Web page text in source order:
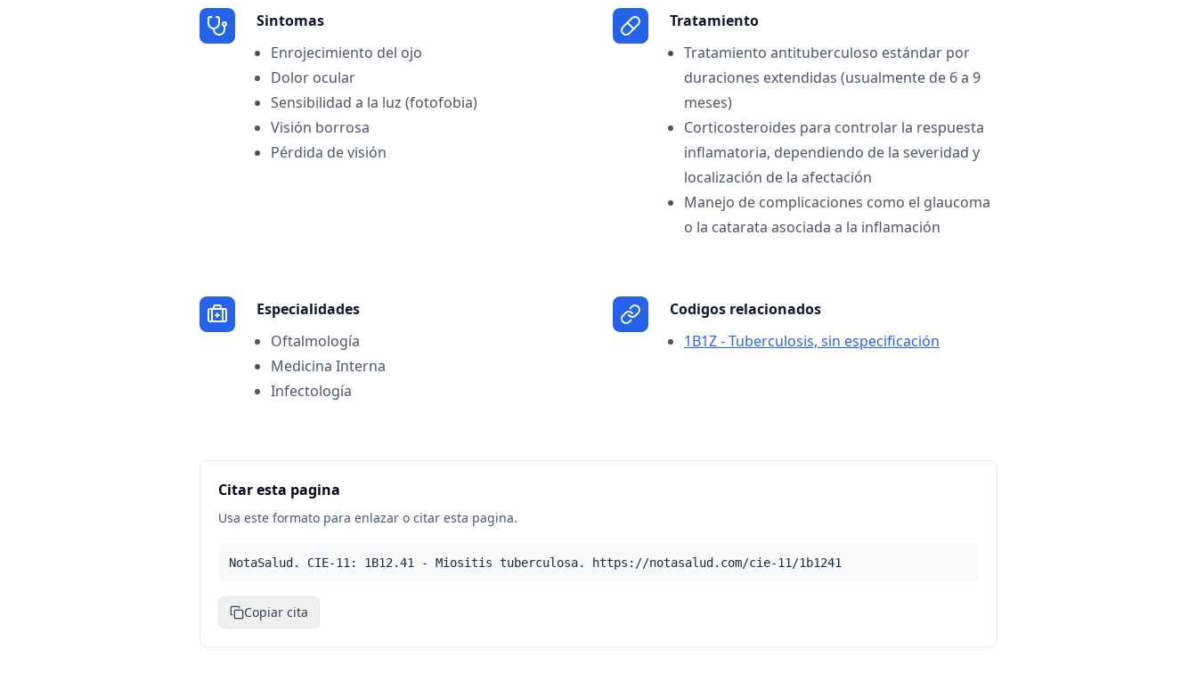
Sintomas
Enrojecimiento del ojo
Dolor ocular
Sensibilidad a la luz (fotofobia)
Visión borrosa
Pérdida de visión
Tratamiento
Tratamiento antituberculoso estándar por
duraciones extendidas (usualmente de 6 a 9
meses)
Corticosteroides para controlar la respuesta
inflamatoria, dependiendo de la severidad y
localización de la afectación
Manejo de complicaciones como el glaucoma
o la catarata asociada a la inflamación
Especialidades
Oftalmología
Medicina Interna
Infectología
Codigos relacionados
1B1Z - Tuberculosis, sin especificación
Citar esta pagina
Usa este formato para enlazar o citar esta pagina.
NotaSalud. CIE-11: 1B12.41 - Miositis tuberculosa. https://notasalud.com/cie-11/1b1241
Copiar cita